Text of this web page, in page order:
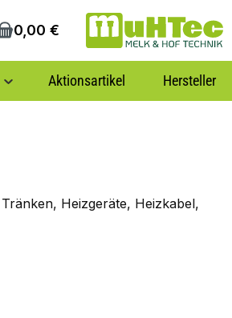
auf dem Merkzettel
0,00 €
Aktionsartikel Hersteller
Heizgeräte, Heizkabel,